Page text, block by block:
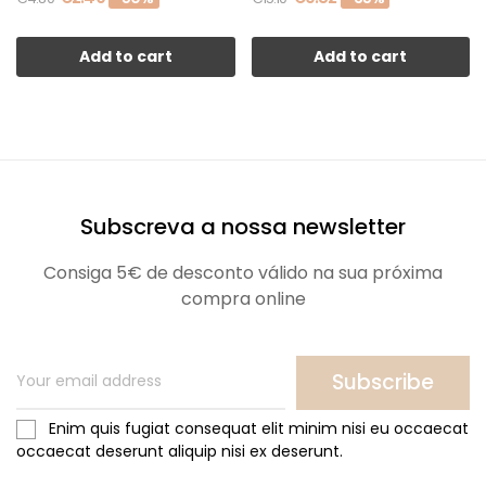
Add to cart Add to cart
Subscreva a nossa newsletter
Consiga 5€ de desconto válido na sua próxima
compra online
Subscribe
Enim quis fugiat consequat elit minim nisi eu occaecat
occaecat deserunt aliquip nisi ex deserunt.